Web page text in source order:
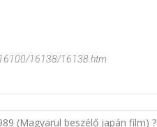
16138/16138.htm
(Magyarul beszélő japán film) ?